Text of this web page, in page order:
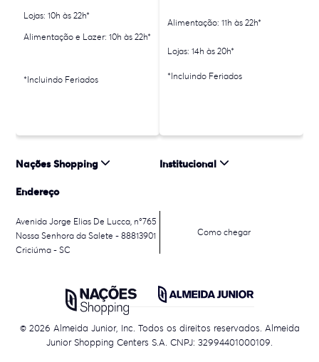
Lojas: 10h às 22h*
Alimentação e Lazer: 10h às 22h*
*Incluindo Feriados
Alimentação: 11h às 22h*
Lojas: 14h às 20h*
*Incluindo Feriados
Nações Shopping Institucional
Endereço
Avenida Jorge Elias De Lucca, n°765
Nossa Senhora da Salete - 88813901
Criciúma - SC
Como chegar
© 2026 Almeida Junior, Inc. Todos os direitos reservados. Almeida
Junior Shopping Centers S.A. CNPJ: 32994401000109.